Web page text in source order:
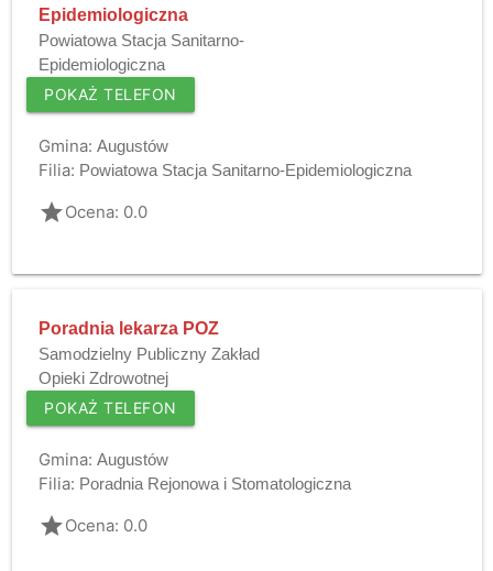
Epidemiologiczna
Powiatowa Stacja Sanitarno-
Epidemiologiczna
POKAŻ TELEFON
Gmina: Augustów
Filia: Powiatowa Stacja Sanitarno-Epidemiologiczna
gradeOcena: 0.0
Poradnia lekarza POZ
Samodzielny Publiczny Zakład
Opieki Zdrowotnej
POKAŻ TELEFON
Gmina: Augustów
Filia: Poradnia Rejonowa i Stomatologiczna
gradeOcena: 0.0